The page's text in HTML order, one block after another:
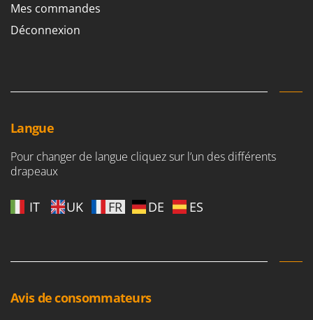
Mes commandes
Déconnexion
Langue
Pour changer de langue cliquez sur l’un des différents
drapeaux
IT UK FR DE ES
Avis de consommateurs